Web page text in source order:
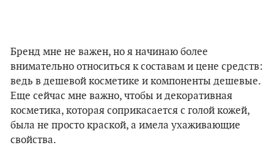
Бренд мне не важен, но я начинаю более
внимательно относиться к составам и цене средств:
ведь в дешевой косметике и компоненты дешевые.
Еще сейчас мне важно, чтобы и декоративная
косметика, которая соприкасается с голой кожей,
была не просто краской, а имела ухаживающие
свойства.